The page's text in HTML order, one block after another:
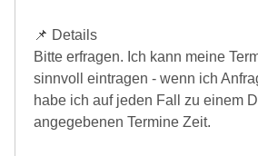
📌 Details
Bitte erfragen. Ich kann meine
sinnvoll eintragen - wenn ich
habe ich auf jeden Fall zu einem
angegebenen Termine Zeit.